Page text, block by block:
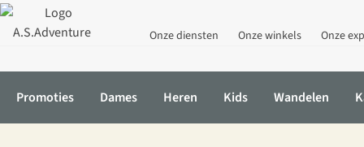
Onze diensten Onze winkels Onze
Promoties Dames Heren Kids Wandelen